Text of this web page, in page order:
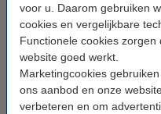
voor u. Daarom gebruiken
cookies en vergelijkbare
Functionele cookies zorgen
website goed werkt.
Marketingcookies
ons aanbod en onze
verbeteren en om
Nummer:
Tip: papier meebestellen
123inkt
80 grams FSC®
€ 33,50